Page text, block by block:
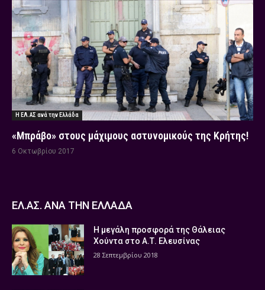
Η ΕΛ.ΑΣ ανά την Ελλάδα
«Μπράβο» στους μάχιμους αστυνομικούς της Κρήτης!
6 Οκτωβρίου 2017
ΕΛ.ΑΣ. ΑΝΑ ΤΗΝ ΕΛΛΑΔΑ
Η μεγάλη προσφορά της Θάλειας
Χούντα στο Α.Τ. Ελευσίνας
28 Σεπτεμβρίου 2018